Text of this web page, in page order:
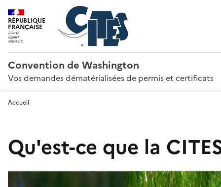
RÉPUBLIQUE
FRANÇAISE
Convention de Washington
Vos demandes dématérialisées de permis et certificats
Accueil
Qu'est-ce que la